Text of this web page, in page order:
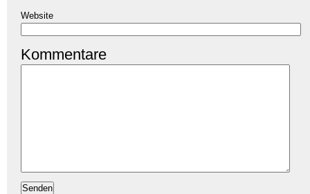
Website
Kommentare